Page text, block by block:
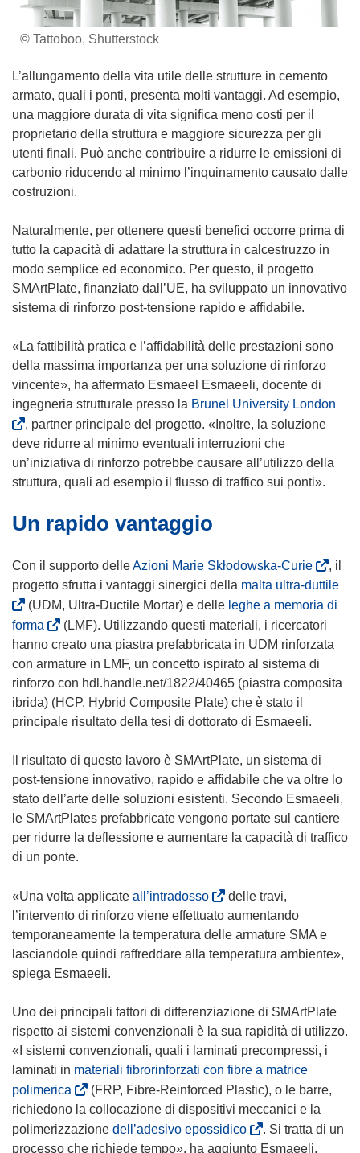
© Tattoboo, Shutterstock
L’allungamento della vita utile delle strutture in cemento
armato, quali i ponti, presenta molti vantaggi. Ad esempio,
una maggiore durata di vita significa meno costi per il
proprietario della struttura e maggiore sicurezza per gli
utenti finali. Può anche contribuire a ridurre le emissioni di
carbonio riducendo al minimo l’inquinamento causato dalle
costruzioni.
Naturalmente, per ottenere questi benefici occorre prima di
tutto la capacità di adattare la struttura in calcestruzzo in
modo semplice ed economico. Per questo, il progetto
SMArtPlate, finanziato dall’UE, ha sviluppato un innovativo
sistema di rinforzo post-tensione rapido e affidabile.
«La fattibilità pratica e l’affidabilità delle prestazioni sono
della massima importanza per una soluzione di rinforzo
vincente», ha affermato Esmaeel Esmaeeli, docente di
ingegneria strutturale presso la Brunel University London
n
s
, partner principale del progetto. «Inoltre, la soluzione
deve ridurre al minimo eventuali interruzioni che
un’iniziativa di rinforzo potrebbe causare all’utilizzo della
struttura, quali ad esempio il flusso di traffico sui ponti».
Un rapido vantaggio
Con il supporto delleAzioni Marie Skłodowska-Curie(
s
i
a
p
r
e
n
a
n
u
o
n
e
r
a
)
, il
progetto sfrutta i vantaggi sinergici della malta ultra-duttile(
r
n
a
n
u
n
r
(UDM, Ultra-Ductile Mortar) e delle leghe a memoria di
forma
s
i
a
p
r
i
n
u
n
a
n
o
v
a
f
i
e
s
t
r
a
)
(LMF). Utilizzando questi materiali, i ricercatori
hanno creato una piastra prefabbricata in UDM rinforzata
con armature in LMF, un concetto ispirato al sistema di
rinforzo con hdl.handle.net/1822/40465 (piastra composita
ibrida) (HCP, Hybrid Composite Plate) che è stato il
principale risultato della tesi di dottorato di Esmaeeli.
Il risultato di questo lavoro è SMArtPlate, un sistema di
post-tensione innovativo, rapido e affidabile che va oltre lo
stato dell’arte delle soluzioni esistenti. Secondo Esmaeeli,
le SMArtPlates prefabbricate vengono portate sul cantiere
per ridurre la deflessione e aumentare la capacità di traffico
di un ponte.
«Una volta applicate all’intradosso(
s
i
a
e
i
n
u
n
a
n
u
delle travi,
l’intervento di rinforzo viene effettuato aumentando
temporaneamente la temperatura delle armature SMA e
lasciandole quindi raffreddare alla temperatura ambiente»,
spiega Esmaeeli.
Uno dei principali fattori di differenziazione di SMArtPlate
rispetto ai sistemi convenzionali è la sua rapidità di utilizzo.
«I sistemi convenzionali, quali i laminati precompressi, i
laminati in materiali fibrorinforzati con fibre a matrice
polimerica
s
i
a
(FRP, Fibre-Reinforced Plastic), o le barre,
richiedono la collocazione di dispositivi meccanici e la
polimerizzazione dell’adesivo epossidico(
s
. Si tratta di un
processo che richiede tempo», ha aggiunto Esmaeeli.